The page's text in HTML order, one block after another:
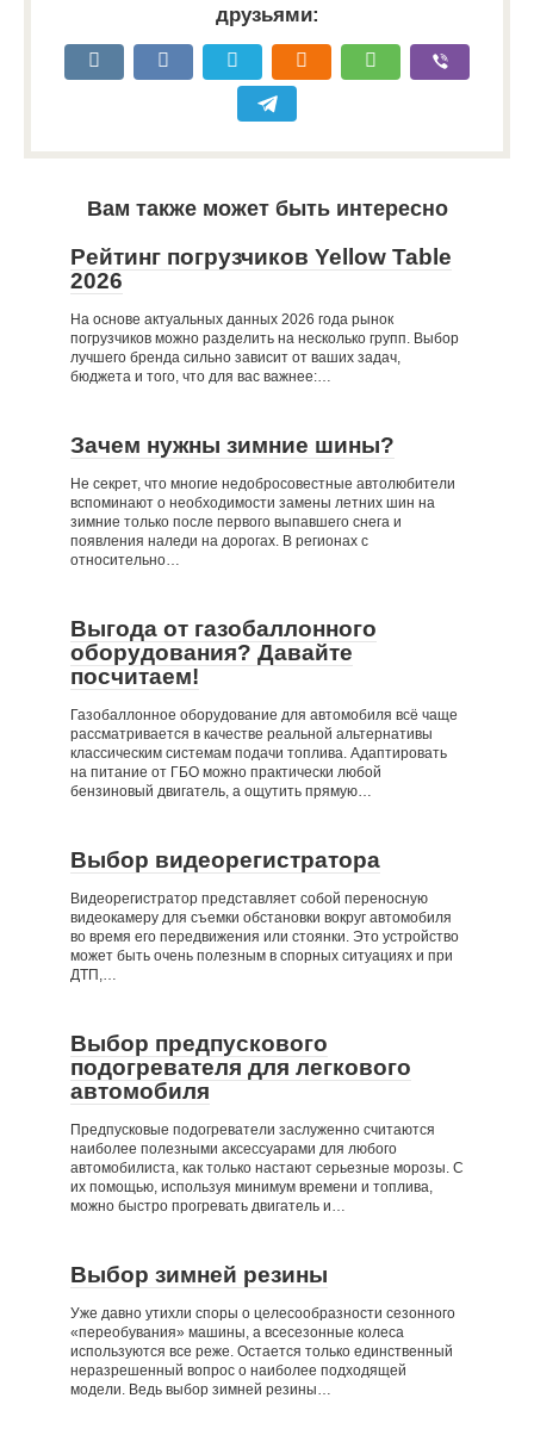
друзьями:
Вам также может быть интересно
Рейтинг погрузчиков Yellow Table
2026
На основе актуальных данных 2026 года рынок
погрузчиков можно разделить на несколько групп. Выбор
лучшего бренда сильно зависит от ваших задач,
бюджета и того, что для вас важнее:…
Зачем нужны зимние шины?
Не секрет, что многие недобросовестные автолюбители
вспоминают о необходимости замены летних шин на
зимние только после первого выпавшего снега и
появления наледи на дорогах. В регионах с
относительно…
Выгода от газобаллонного
оборудования? Давайте
посчитаем!
Газобаллонное оборудование для автомобиля всё чаще
рассматривается в качестве реальной альтернативы
классическим системам подачи топлива. Адаптировать
на питание от ГБО можно практически любой
бензиновый двигатель, а ощутить прямую…
Выбор видеорегистратора
Видеорегистратор представляет собой переносную
видеокамеру для съемки обстановки вокруг автомобиля
во время его передвижения или стоянки. Это устройство
может быть очень полезным в спорных ситуациях и при
ДТП,…
Выбор предпускового
подогревателя для легкового
автомобиля
Предпусковые подогреватели заслуженно считаются
наиболее полезными аксессуарами для любого
автомобилиста, как только настают серьезные морозы. С
их помощью, используя минимум времени и топлива,
можно быстро прогревать двигатель и…
Выбор зимней резины
Уже давно утихли споры о целесообразности сезонного
«переобувания» машины, а всесезонные колеса
используются все реже. Остается только единственный
неразрешенный вопрос о наиболее подходящей
модели. Ведь выбор зимней резины…